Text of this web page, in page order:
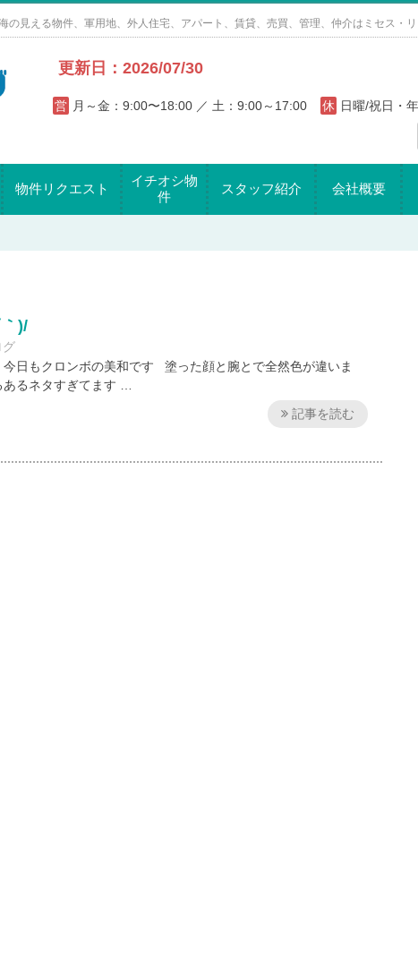
見える物件、軍用地、外人住宅、アパート、賃貸、売買、管理、仲介はミセス・リ
更新日：2026/07/30
営 月～金：9:00〜18:00 ／ 土：9:00～17:00 休 日曜/祝日・
物件リクエスト
イチオシ物
件
スタッフ紹介 会社概要
)/
グ
もクロンボの美和です 塗った顔と腕とで全然色が違いま
ネタすぎてます …
記事を読む